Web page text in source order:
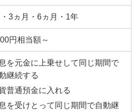
3ヵ月・6ヵ月・1年
円相当額～
を元金に上乗せして同じ期間で
継続する
普通預金に入れる
を受けとって同じ期間で自動継